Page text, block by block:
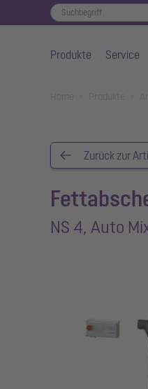
Produkte Service
Zurück zur
NS 4, Auto